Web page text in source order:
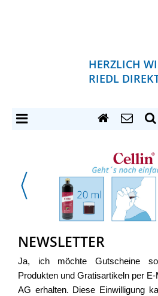
HERZLICH
RIEDL
NEWSLETTER
Ja, ich möchte Gutscheine
Produkten und Gratisartikeln per
AG erhalten. Diese Einwilligung